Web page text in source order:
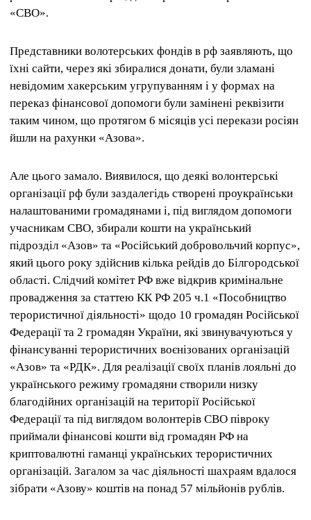
«СВО».
Представники волотерських фондів в рф заявляють, що
їхні сайти, через які збиралися донати, були зламані
невідомим хакерським угрупуванням і у формах на
переказ фінансової допомоги були замінені реквізити
таким чином, що протягом 6 місяців усі перекази росіян
йшли на рахунки «Азова».
Але цього замало. Виявилося, що деякі волонтерські
організації рф були заздалегідь створені проукраїнськи
налаштованими громадянами і, під виглядом допомоги
учасникам СВО, збирали кошти на український
підрозділ «Азов» та «Російський добровольчий корпус»,
який цього року здійснив кілька рейдів до Білгородської
області. Слідчий комітет РФ вже відкрив кримінальне
провадження за статтею КК РФ 205 ч.1 «Пособництво
терористичної діяльності» щодо 10 громадян Російської
Федерації та 2 громадян України, які звинувачуються у
фінансуванні терористичних воєнізованих організацій
«Азов» та «РДК». Для реалізації своїх планів лояльні до
українського режиму громадяни створили низку
благодійних організацій на території Російської
Федерації та під виглядом волонтерів СВО півроку
приймали фінансові кошти від громадян РФ на
криптовалютні гаманці українських терористичних
організацій. Загалом за час діяльності шахраям вдалося
зібрати «Азову» коштів на понад 57 мільйонів рублів.